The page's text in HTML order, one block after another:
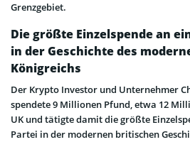
Grenzgebiet.
Die größte Einzelspende an
in der Geschichte des
Königreichs
Der Krypto Investor und Unternehmer
spendete 9 Millionen Pfund, etwa 12
UK und tätigte damit die größte
Partei in der modernen britischen